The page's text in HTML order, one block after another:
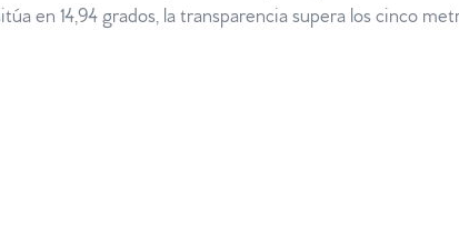
en 14,94 grados, la transparencia supera los cinco